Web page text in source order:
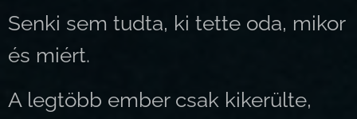
Senki sem tudta, ki tette oda, mikor
és miért.
A legtöbb ember csak kikerülte,